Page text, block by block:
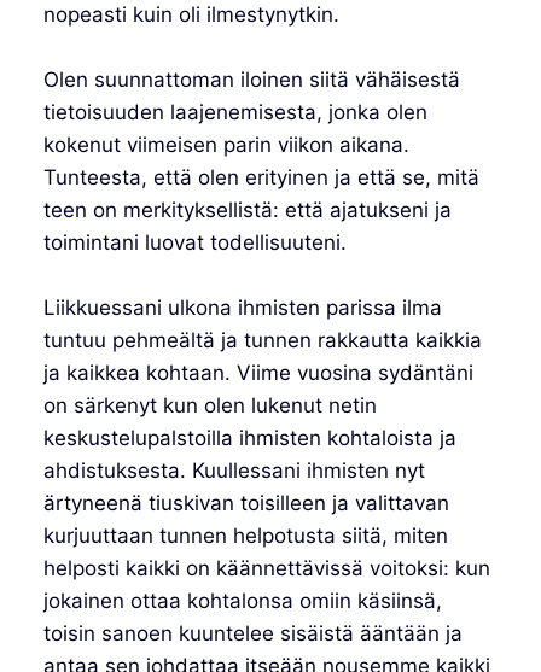
nopeasti kuin oli ilmestynytkin.
Olen suunnattoman iloinen siitä vähäisestä
tietoisuuden laajenemisesta, jonka olen
kokenut viimeisen parin viikon aikana.
Tunteesta, että olen erityinen ja että se, mitä
teen on merkityksellistä: että ajatukseni ja
toimintani luovat todellisuuteni.
Liikkuessani ulkona ihmisten parissa ilma
tuntuu pehmeältä ja tunnen rakkautta kaikkia
ja kaikkea kohtaan. Viime vuosina sydäntäni
on särkenyt kun olen lukenut netin
keskustelupalstoilla ihmisten kohtaloista ja
ahdistuksesta. Kuullessani ihmisten nyt
ärtyneenä tiuskivan toisilleen ja valittavan
kurjuuttaan tunnen helpotusta siitä, miten
helposti kaikki on käännettävissä voitoksi: kun
jokainen ottaa kohtalonsa omiin käsiinsä,
toisin sanoen kuuntelee sisäistä ääntään ja
antaa sen johdattaa itseään nousemme kaikki